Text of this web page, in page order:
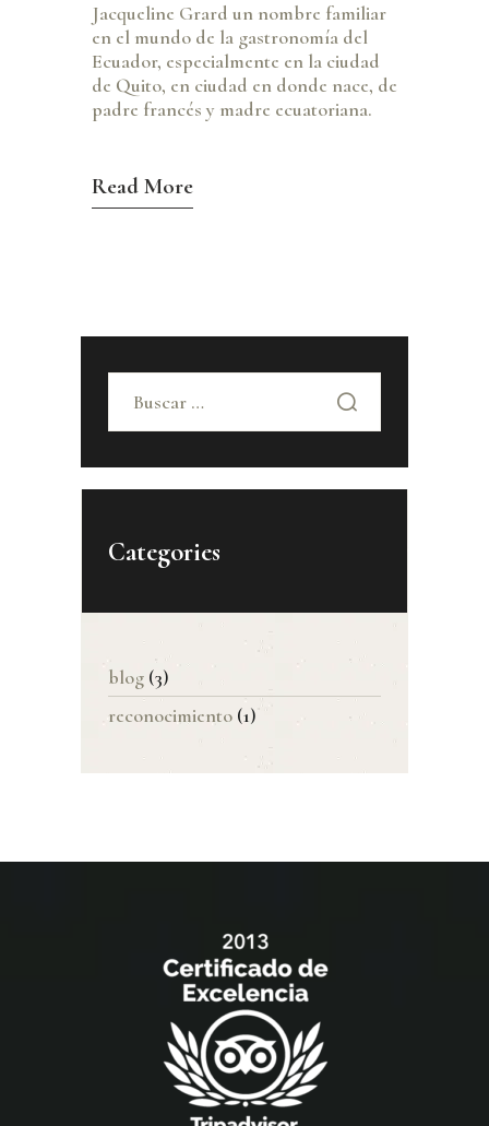
Jacqueline Grard un nombre familiar
en el mundo de la gastronomía del
Ecuador, especialmente en la ciudad
de Quito, en ciudad en donde nace, de
padre francés y madre ecuatoriana.
Read More
Categories
blog (3)
reconocimiento (1)